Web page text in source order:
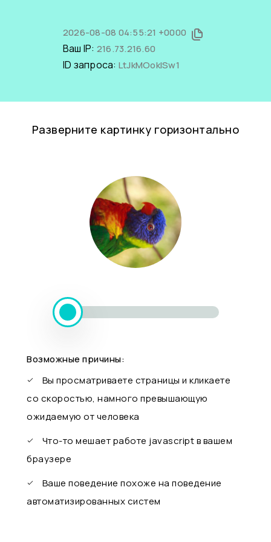
2026-08-08 04:55:21 +0000
Ваш IP: 216.73.216.60
ID запроса: LtJkMOoklSw1
Разверните картинку горизонтально
Возможные причины:
Вы просматриваете страницы и кликаете
со скоростью, намного превышающую
ожидаемую от человека
Что-то мешает работе javascript в вашем
браузере
Ваше поведение похоже на поведение
автоматизированных систем